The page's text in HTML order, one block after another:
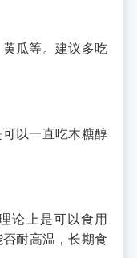
瓜等。建议多吃
以一直吃木糖醇
论上是可以食用
耐高温，长期食